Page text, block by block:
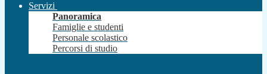
Servizi
Panoramica
Famiglie e studenti
Personale scolastico
Percorsi di studio